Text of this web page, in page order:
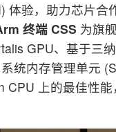
体验，助力芯片
终端 CSS 为旗
GPU、基于三
统内存管理单元
CPU 上的最佳性